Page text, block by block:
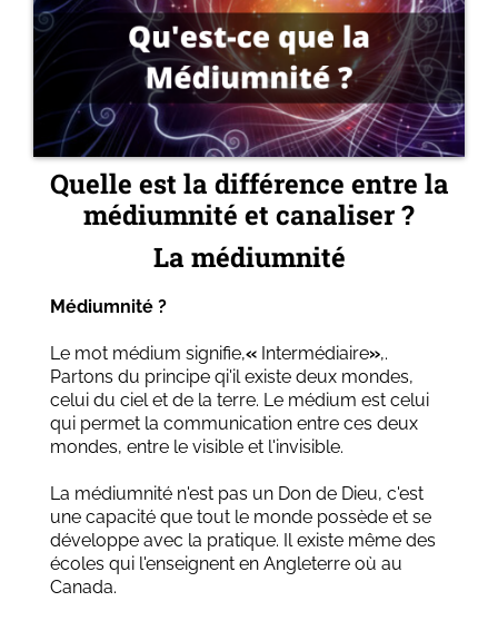
Quelle est la différence entre la
médiumnité et canaliser ?
La médiumnité
Médiumnité ?
Le mot médium signifie,« Intermédiaire»,.
Partons du principe qi'il existe deux mondes,
celui du ciel et de la terre. Le médium est celui
qui permet la communication entre ces deux
mondes, entre le visible et l'invisible.
La médiumnité n'est pas un Don de Dieu, c'est
une capacité que tout le monde possède et se
développe avec la pratique. Il existe même des
écoles qui l'enseignent en Angleterre où au
Canada.